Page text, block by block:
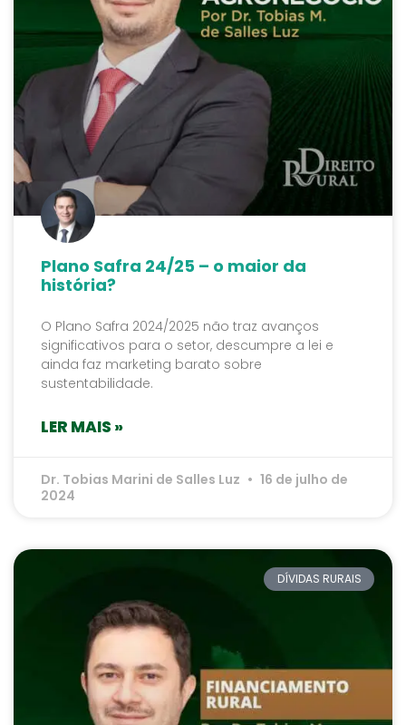
Plano Safra 24/25 – o maior da
história?
O Plano Safra 2024/2025 não traz avanços
significativos para o setor, descumpre a lei e
ainda faz marketing barato sobre
sustentabilidade.
LER MAIS »
Dr. Tobias Marini de Salles Luz
16 de julho de
2024
DÍVIDAS RURAIS